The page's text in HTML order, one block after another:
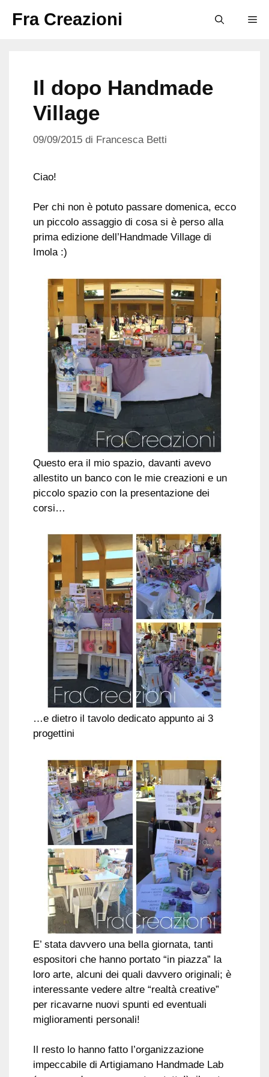
Fra Creazioni
Il dopo Handmade
Village
09/09/2015 di Francesca Betti
Ciao!
Per chi non è potuto passare domenica, ecco
un piccolo assaggio di cosa si è perso alla
prima edizione dell’Handmade Village di
Imola :)
Questo era il mio spazio, davanti avevo
allestito un banco con le mie creazioni e un
piccolo spazio con la presentazione dei
corsi…
…e dietro il tavolo dedicato appunto ai 3
progettini
E’ stata davvero una bella giornata, tanti
espositori che hanno portato “in piazza” la
loro arte, alcuni dei quali davvero originali; è
interessante vedere altre “realtà creative”
per ricavarne nuovi spunti ed eventuali
miglioramenti personali!
Il resto lo hanno fatto l’organizzazione
impeccabile di Artigiamano Handmade Lab